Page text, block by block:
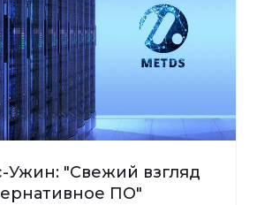
Ужин: "Свежий взгляд
ПО"